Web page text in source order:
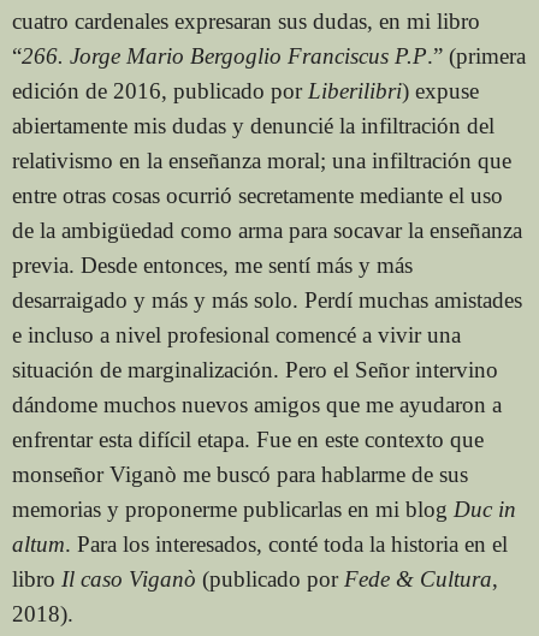
cuatro cardenales expresaran sus dudas, en mi libro
“266. Jorge Mario Bergoglio Franciscus P.P.” (primera
edición de 2016, publicado por Liberilibri) expuse
abiertamente mis dudas y denuncié la infiltración del
relativismo en la enseñanza moral; una infiltración que
entre otras cosas ocurrió secretamente mediante el uso
de la ambigüedad como arma para socavar la enseñanza
previa. Desde entonces, me sentí más y más
desarraigado y más y más solo. Perdí muchas amistades
e incluso a nivel profesional comencé a vivir una
situación de marginalización. Pero el Señor intervino
dándome muchos nuevos amigos que me ayudaron a
enfrentar esta difícil etapa. Fue en este contexto que
monseñor Viganò me buscó para hablarme de sus
memorias y proponerme publicarlas en mi blog Duc in
altum. Para los interesados, conté toda la historia en el
libro Il caso Viganò (publicado por Fede & Cultura,
2018).